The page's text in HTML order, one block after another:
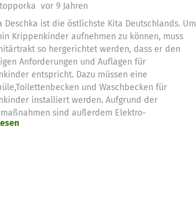
vor 9 Jahren
Deschka ist die östlichste Kita Deutschlands. Um
Krippenkinder aufnehmen zu können, muss
so hergerichtet werden, dass er den
Anforderungen und Auflagen für
entspricht. Dazu müssen eine
und Waschbecken für
installiert werden. Aufgrund der
sind außerdem Elektro-
erforderlich einschließlich des
eingesetzt.